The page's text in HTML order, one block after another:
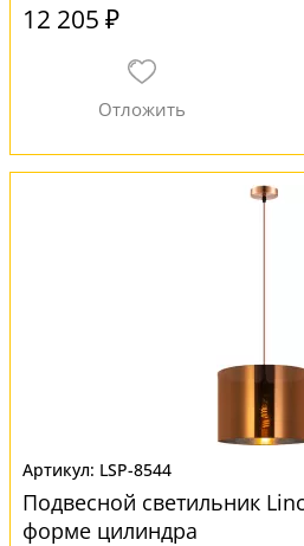
12 205 ₽
LSP-8544
Подвесной светильник
форме цилиндра